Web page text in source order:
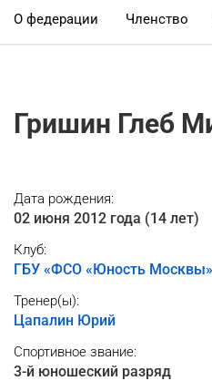
О федерации Членство
Гришин Глеб
Дата рождения:
02 июня 2012 года (14 лет)
Клуб:
ГБУ «ФСО «Юность
Тренер(ы):
Цапалин Юрий
Спортивное звание:
3-й юношеский разряд